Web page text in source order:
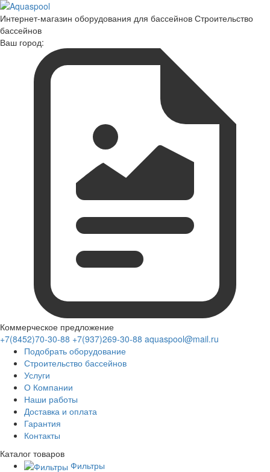
Интернет-магазин оборудования для бассейнов Строительство
бассейнов
Ваш город:
Коммерческое предложение
+7(8452)70-30-88 +7(937)269-30-88 aquaspool@mail.ru
Подобрать оборудование
Строительство бассейнов
Услуги
О Компании
Наши работы
Доставка и оплата
Гарантия
Контакты
Каталог товаров
Фильтры